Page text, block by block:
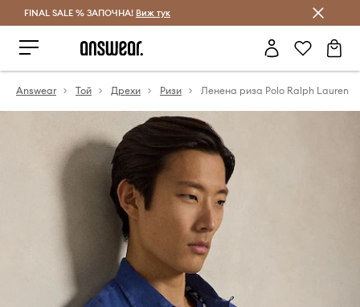
Спестявай с Answear Club
FINAL SALE % ЗАПОЧНА! Виж тук
Answear Той Дрехи Ризи Ленена риза Polo Ralph Lauren